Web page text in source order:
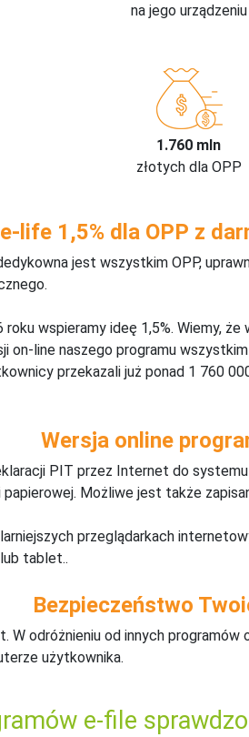
na jego urządzeniu
1.760 mln
złotych dla OPP
life 1,5% dla OPP z
jest wszystkim OPP,
wspieramy ideę 1,5%. Wiemy,
on-line naszego programu
przekazali już ponad 1 760
Wersja online
PIT przez Internet do
Możliwe jest także
przeglądarkach
tablet..
Bezpieczeństwo
odróżnieniu od innych programów
użytkownika.
e-file